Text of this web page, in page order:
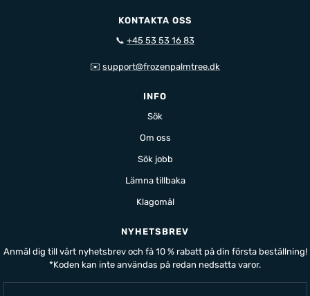
KONTAKTA OSS
📞 +45 53 53 16 83
✉️ support@frozenpalmtree.dk
INFO
Sök
Om oss
Sök jobb
Lämna tillbaka
Klagomål
NYHETSBREV
Anmäl dig till vårt nyhetsbrev och få 10 % rabatt på din första beställning!
*Koden kan inte användas på redan nedsatta varor.